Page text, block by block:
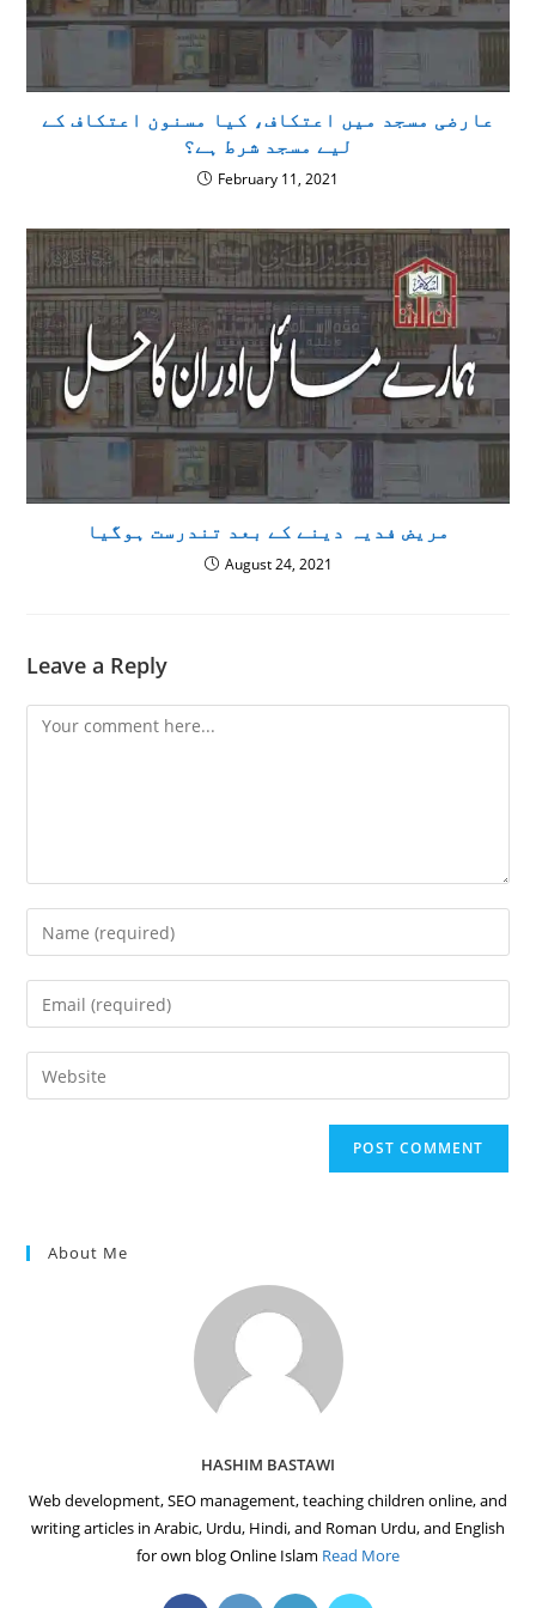
عارضی مسجد میں اعتکاف، کیا مسنون اعتکاف کے
لیے مسجد شرط ہے؟
February 11, 2021
مریض فدیہ دینے کے بعد تندرست ہوگیا
August 24, 2021
Leave a Reply
Comment
Enter
your
name
comment
Enter
your
email
address
Enter
your
About Me
HASHIM BASTAWI
Web development, SEO management, teaching children online, and
writing articles in Arabic, Urdu, Hindi, and Roman Urdu, and English
for own blog Online Islam Read More